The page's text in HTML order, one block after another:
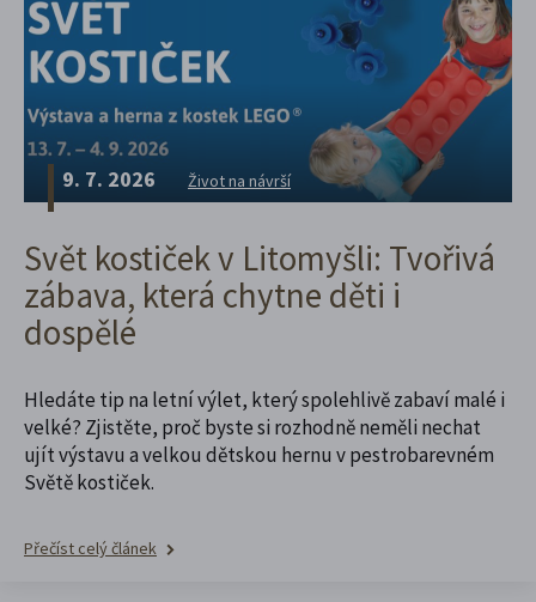
9. 7. 2026 Život na návrší
Svět kostiček v Litomyšli: Tvořivá
zábava, která chytne děti i
dospělé
Hledáte tip na letní výlet, který spolehlivě zabaví malé i
velké? Zjistěte, proč byste si rozhodně neměli nechat
ujít výstavu a velkou dětskou hernu v pestrobarevném
Světě kostiček.
Přečíst celý článek